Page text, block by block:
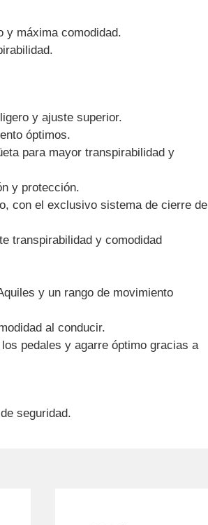
y máxima comodidad.
y ajuste superior.
óptimos.
para mayor transpirabilidad y
y protección.
con el exclusivo sistema de cierre de
transpirabilidad y comodidad
y un rango de movimiento
al conducir.
pedales y agarre óptimo gracias a
seguridad.